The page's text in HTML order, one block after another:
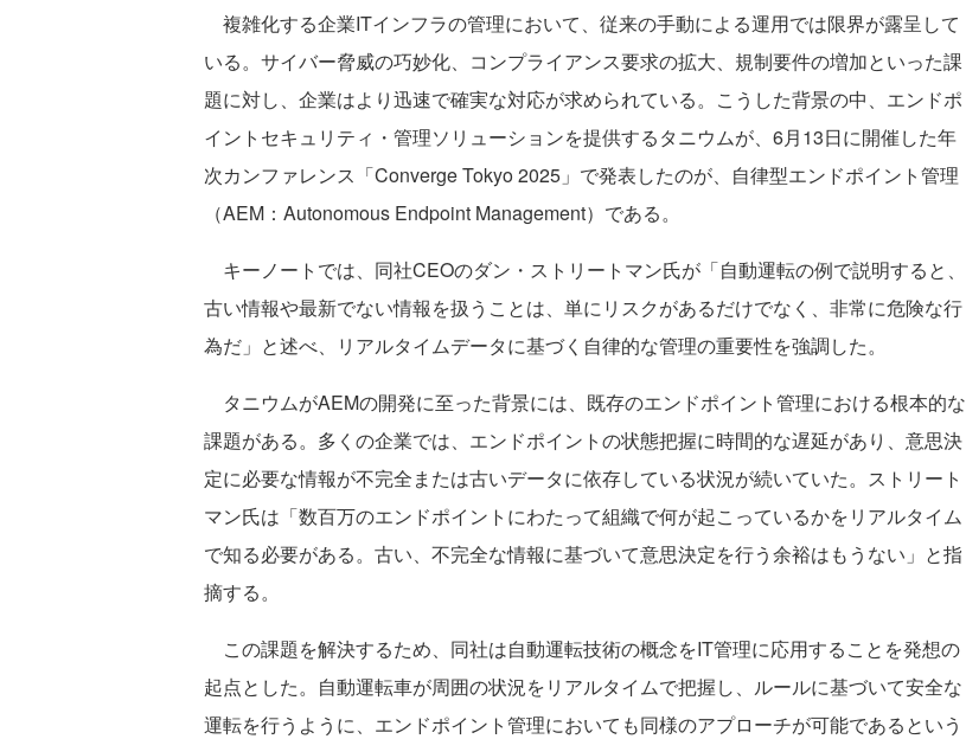
複雑化する企業ITインフラの管理において、従来の手動による運用では限界が露呈して
いる。サイバー脅威の巧妙化、コンプライアンス要求の拡大、規制要件の増加といった課
題に対し、企業はより迅速で確実な対応が求められている。こうした背景の中、エンドポ
イントセキュリティ・管理ソリューションを提供するタニウムが、6月13日に開催した年
次カンファレンス「Converge Tokyo 2025」で発表したのが、自律型エンドポイント管理
（AEM：Autonomous Endpoint Management）である。
キーノートでは、同社CEOのダン・ストリートマン氏が「自動運転の例で説明すると、
古い情報や最新でない情報を扱うことは、単にリスクがあるだけでなく、非常に危険な行
為だ」と述べ、リアルタイムデータに基づく自律的な管理の重要性を強調した。
タニウムがAEMの開発に至った背景には、既存のエンドポイント管理における根本的な
課題がある。多くの企業では、エンドポイントの状態把握に時間的な遅延があり、意思決
定に必要な情報が不完全または古いデータに依存している状況が続いていた。ストリート
マン氏は「数百万のエンドポイントにわたって組織で何が起こっているかをリアルタイム
で知る必要がある。古い、不完全な情報に基づいて意思決定を行う余裕はもうない」と指
摘する。
この課題を解決するため、同社は自動運転技術の概念をIT管理に応用することを発想の
起点とした。自動運転車が周囲の状況をリアルタイムで把握し、ルールに基づいて安全な
運転を行うように、エンドポイント管理においても同様のアプローチが可能であるという